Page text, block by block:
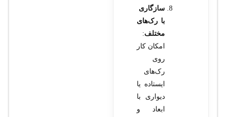
سازگاری
با رک‌های
مختلف:
امکان کار
روی
رک‌های
ایستاده یا
دیواری با
ابعاد و